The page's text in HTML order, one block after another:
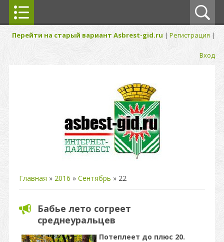
Перейти на старый вариант Asbrest-gid.ru | Регистрация |
Вход
Главная » 2016 » Сентябрь » 22
Бабье лето согреет
среднеуральцев
Потеплеет до плюс 20.